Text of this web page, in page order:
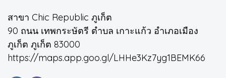
สาขา Chic Republic ภูเก็ต
90 ถนน เทพกระษัตรี ตำบล เกาะแก้ว อำเภอเมือง
ภูเก็ต ภูเก็ต 83000
https://maps.app.goo.gl/LHHe3Kz7yg1BEMK66